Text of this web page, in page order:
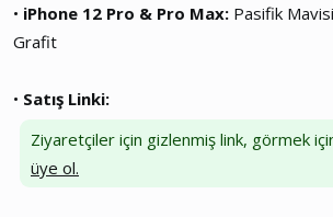
• iPhone 12 Pro & Pro Max: Pasifik
Grafit
• Satış Linki:
Ziyaretçiler için gizlenmiş link, görmek
üye ol.